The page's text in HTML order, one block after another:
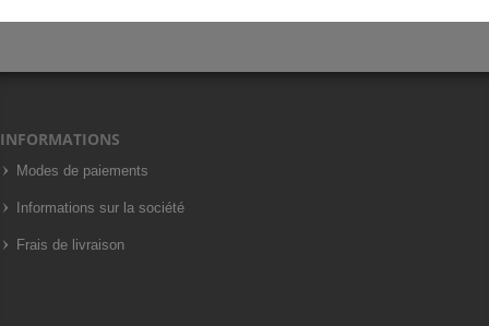
INFORMATIONS
Modes de paiements
Informations sur la société
Frais de livraison